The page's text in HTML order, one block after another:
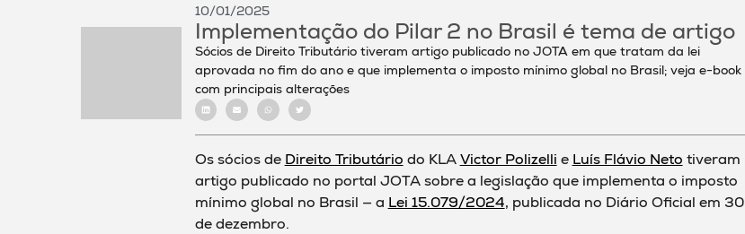
10/01/2025
Implementação do Pilar 2 no Brasil é tema de artigo
Sócios de Direito Tributário tiveram artigo publicado no JOTA em que tratam da lei
aprovada no fim do ano e que implementa o imposto mínimo global no Brasil; veja e-book
com principais alterações
Os sócios de Direito Tributário do KLAVictor Polizelli e Luís Flávio Neto tiveram
artigo publicado no portal JOTA sobre a legislação que implementa o imposto
mínimo global no Brasil — a Lei 15.079/2024, publicada no Diário Oficial em 30
de dezembro.